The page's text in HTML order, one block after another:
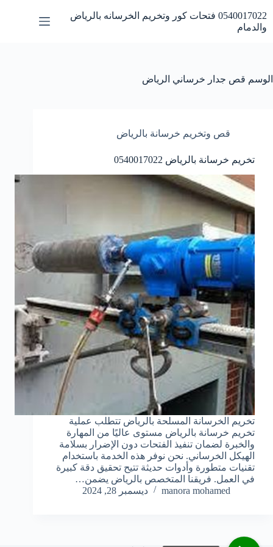
إلى
المحتوى
0540017022 فتحات كور وتخريم الخرسانه بالرياض
والدمام
الوسم قص جدار خرساني الرياض
قص وتخريم خرسانة بالرياض
تخريم خرسانة بالرياض 0540017022
تخريم الخرسانة المسلحة بالرياض تتطلب عملية
تخريم خرسانة بالرياض مستوى عاليًا من المهارة
والخبرة لضمان تنفيذ الفتحات دون الإضرار بسلامة
الهيكل الخرساني. نحن نوفر هذه الخدمة باستخدام
تقنيات متطورة وأدوات حديثة تتيح تحقيق دقة كبيرة
في العمل. فريقنا المتخصص بالرياض يضمن…
manora mohamed
ديسمبر 28, 2024